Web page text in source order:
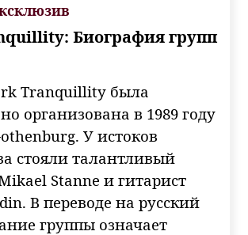
Биография групп
Tranquillity была
организована в 1989 году
У истоков
стояли талантливый
Stanne и гитарист
В переводе на русский
группы означает